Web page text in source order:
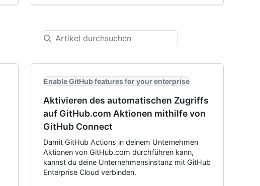
Enable GitHub features for your enterprise
Aktivieren des automatischen Zugriffs
auf GitHub.com Aktionen mithilfe von
GitHub Connect
Damit GitHub Actions in deinem Unternehmen
Aktionen von GitHub.com durchführen kann,
kannst du deine Unternehmensinstanz mit GitHub
Enterprise Cloud verbinden.